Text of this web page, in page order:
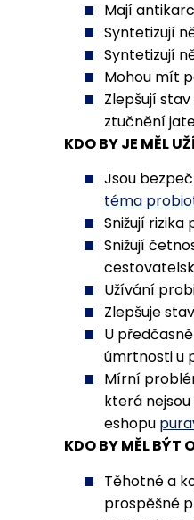
Mají
Syntetizují
Syntetizují
Mohou mít
Zlepšují
ztučnění
KDO BY JE MĚL
Jsou
téma
Snižují
Snižují
Užívání
Zlepšuje
U
úmrtnosti u
Mírní
která
eshopu
KDO BY MĚL BÝT
Těhotné a
prospěšné